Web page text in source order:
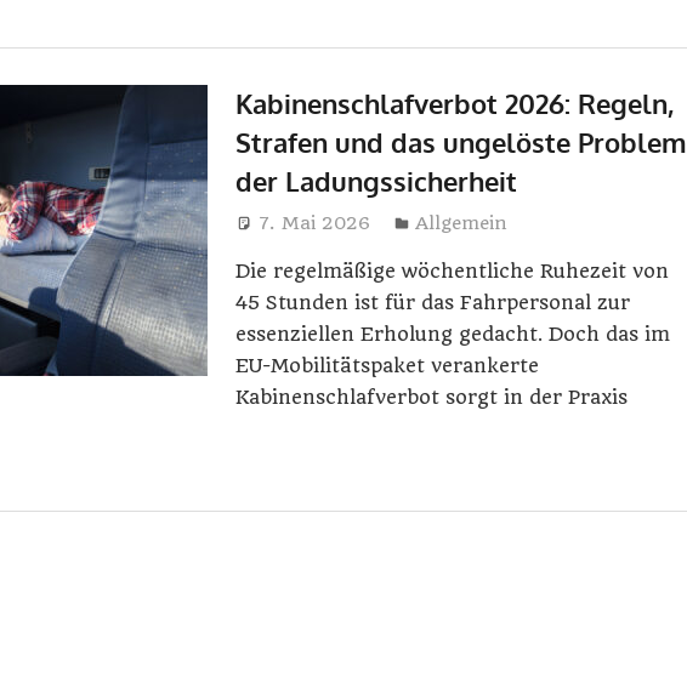
Kabinenschlafverbot 2026: Regeln,
Strafen und das ungelöste Problem
der Ladungssicherheit
7. Mai 2026 Elisa Wolf
Allgemein
Die regelmäßige wöchentliche Ruhezeit von
45 Stunden ist für das Fahrpersonal zur
essenziellen Erholung gedacht. Doch das im
EU-Mobilitätspaket verankerte
Kabinenschlafverbot sorgt in der Praxis